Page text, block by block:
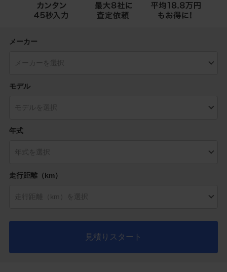
メーカー
モデル
年式
走行距離（km）
見積りスタート